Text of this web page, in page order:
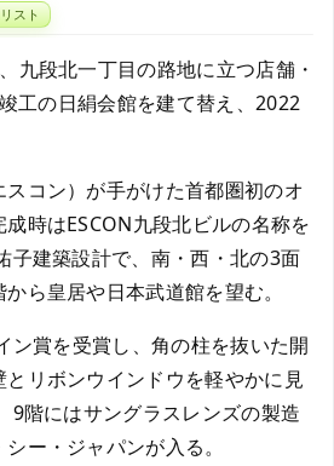
スト
九段北一丁目の路地に立つ店舗・
工の日絹会館を建て替え、2022
コン）が手がけた首都圏初のオ
時はESCON九段北ビルの名称を
子建築設計で、南・西・北の3面
ら皇居や日本武道館を望む。
ン賞を受賞し、角の柱を抜いた開
リボンウインドウを軽やかに見
9階にはサングラスレンズの製造
ー・ジャパンが入る。